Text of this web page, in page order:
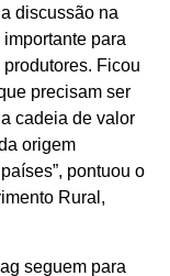
discussão na
para
Ficou
precisam ser
cadeia de valor
origem
pontuou o
Rural,
seguem para